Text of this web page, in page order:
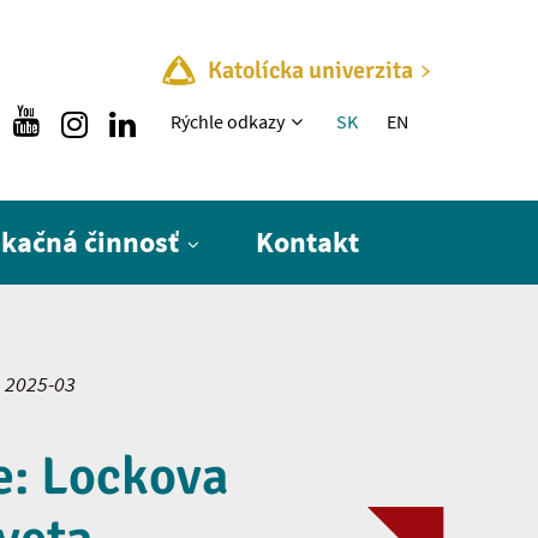
Katolícka univerzita
Rýchle menu
Rýchle odkazy SK EN
činnosť Kontakt
2025-03
Lockova